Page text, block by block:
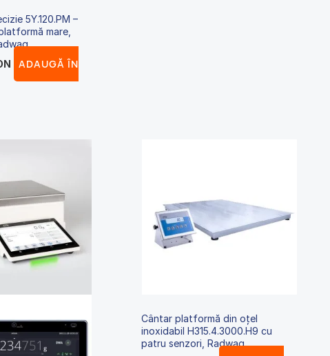
5Y.120.PM –
mare,
ADAUGĂ ÎN
Cântar platformă din oțel
inoxidabil H315.4.3000.H9 cu
patru senzori, Radwag